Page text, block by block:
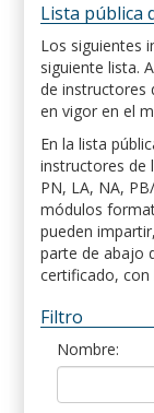
Lista pública
Los siguientes
siguiente lista.
de instructores
en vigor en el
En la lista
instructores de
PN, LA, NA,
módulos
pueden
parte de abajo
certificado,
Filtro
Nombre: